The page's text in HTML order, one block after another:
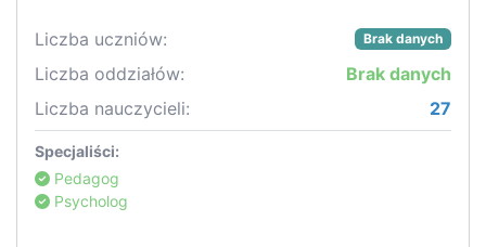
Liczba uczniów: Brak danych
Liczba oddziałów:
Brak danych
Liczba nauczycieli:
27
Specjaliści:
Pedagog
Psycholog